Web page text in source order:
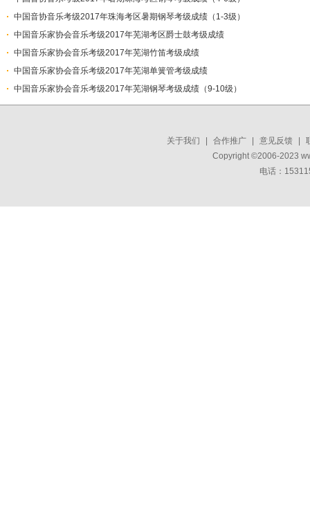
中国音协音乐考级2017年珠海考区暑期钢琴考级成绩（1-3级）
中国音乐家协会音乐考级2017年芜湖考区爵士鼓考级成绩
中国音乐家协会音乐考级2017年芜湖竹笛考级成绩
中国音乐家协会音乐考级2017年芜湖单簧管考级成绩
中国音乐家协会音乐考级2017年芜湖钢琴考级成绩（9-10级）
关于我们 合作推广 意见反馈
Copyright ©2006-2023
电话：